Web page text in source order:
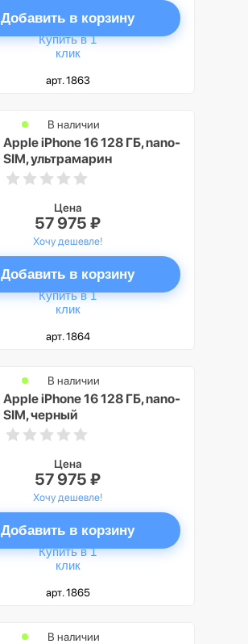
Добавить в корзину
Купить в 1
клик
арт. 1863
Apple iPhone 16 128 ГБ, nano-
SIM, ультрамарин
В наличии
Цена
57 975 ₽
Хочу дешевле!
Добавить в корзину
Купить в 1
клик
арт. 1864
Apple iPhone 16 128 ГБ, nano-
SIM, черный
В наличии
Цена
57 975 ₽
Хочу дешевле!
Добавить в корзину
Купить в 1
клик
арт. 1865
В наличии